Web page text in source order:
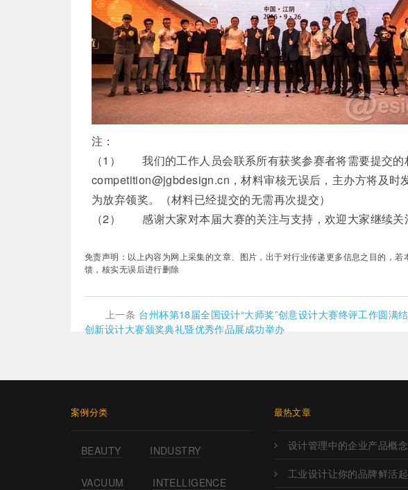
注：
（1） 我们的工作人员会联系所有获奖参赛者将需要提交的
competition@jgbdesign.cn，材料审核无误后，主办方将及时
为放弃领奖。（材料已经提交的无需再次提交）
（2） 感谢大家对本届大赛的关注与支持，欢迎大家继续关
免责声明：以上内容为网上采集的文章、图片，出于对行业传递更多信息之目的，
馈，核实无误后进行删除
上一条 台州杯第18届全国设计“大师奖”创意设计大赛终评工作圆满
创新设计大赛颁奖典礼暨优秀作品展成功举办
案例分类
BEAUTY INDUSTRY
VACUUM INTELLIGENCE
最热文章
设计管理中的企业产品概念
工业设计让你的品牌鲜活起